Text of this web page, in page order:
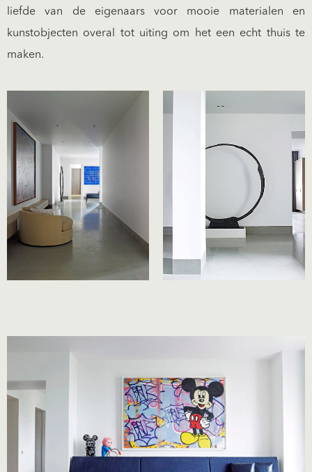
liefde van de eigenaars voor mooie materialen en
kunstobjecten overal tot uiting om het een echt thuis te
maken.